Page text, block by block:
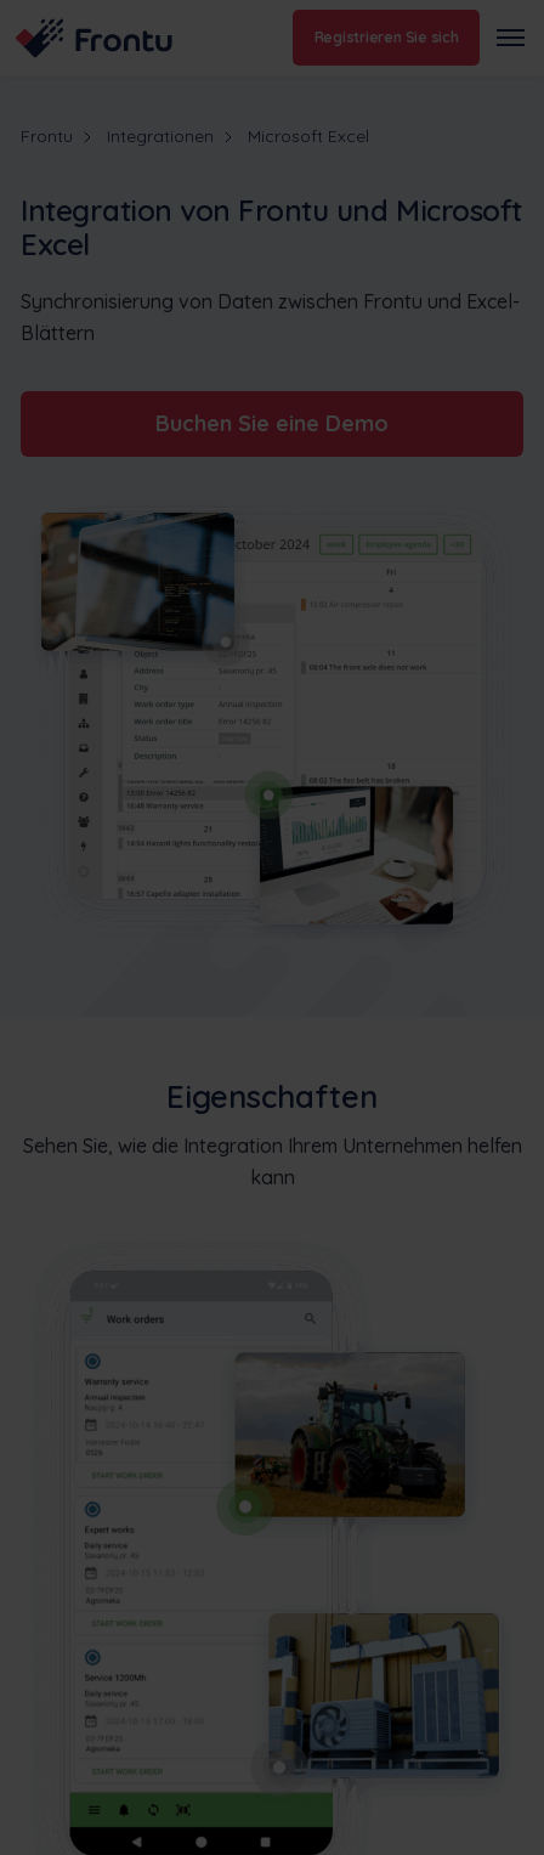
Registrieren Sie sich
Frontu Integrationen Microsoft Excel
Integration von Frontu und Microsoft
Excel
Synchronisierung von Daten zwischen Frontu und Excel-
Blättern
Buchen Sie eine Demo
Eigenschaften
Sehen Sie, wie die Integration Ihrem Unternehmen helfen
kann